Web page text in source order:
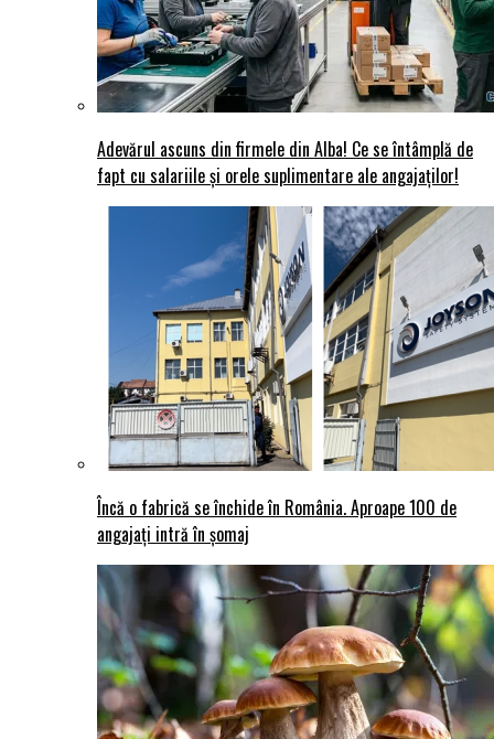
Adevărul ascuns din firmele din Alba! Ce se întâmplă de
fapt cu salariile și orele suplimentare ale angajaților!
Încă o fabrică se închide în România. Aproape 100 de
angajați intră în șomaj